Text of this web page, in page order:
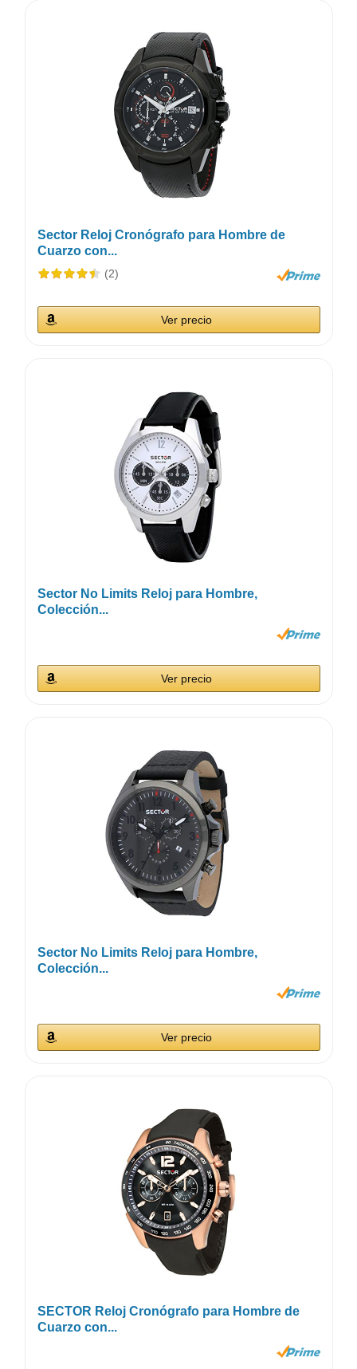
Sector Reloj Cronógrafo para Hombre de
Cuarzo con...
(2)
Ver precio
Sector No Limits Reloj para Hombre,
Colección...
Ver precio
Sector No Limits Reloj para Hombre,
Colección...
Ver precio
SECTOR Reloj Cronógrafo para Hombre de
Cuarzo con...